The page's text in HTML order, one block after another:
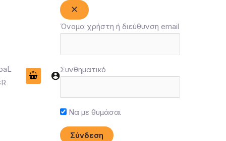
Όνομα χρήστη ή διεύθυνση email
Συνθηματικό
Να με θυμάσαι